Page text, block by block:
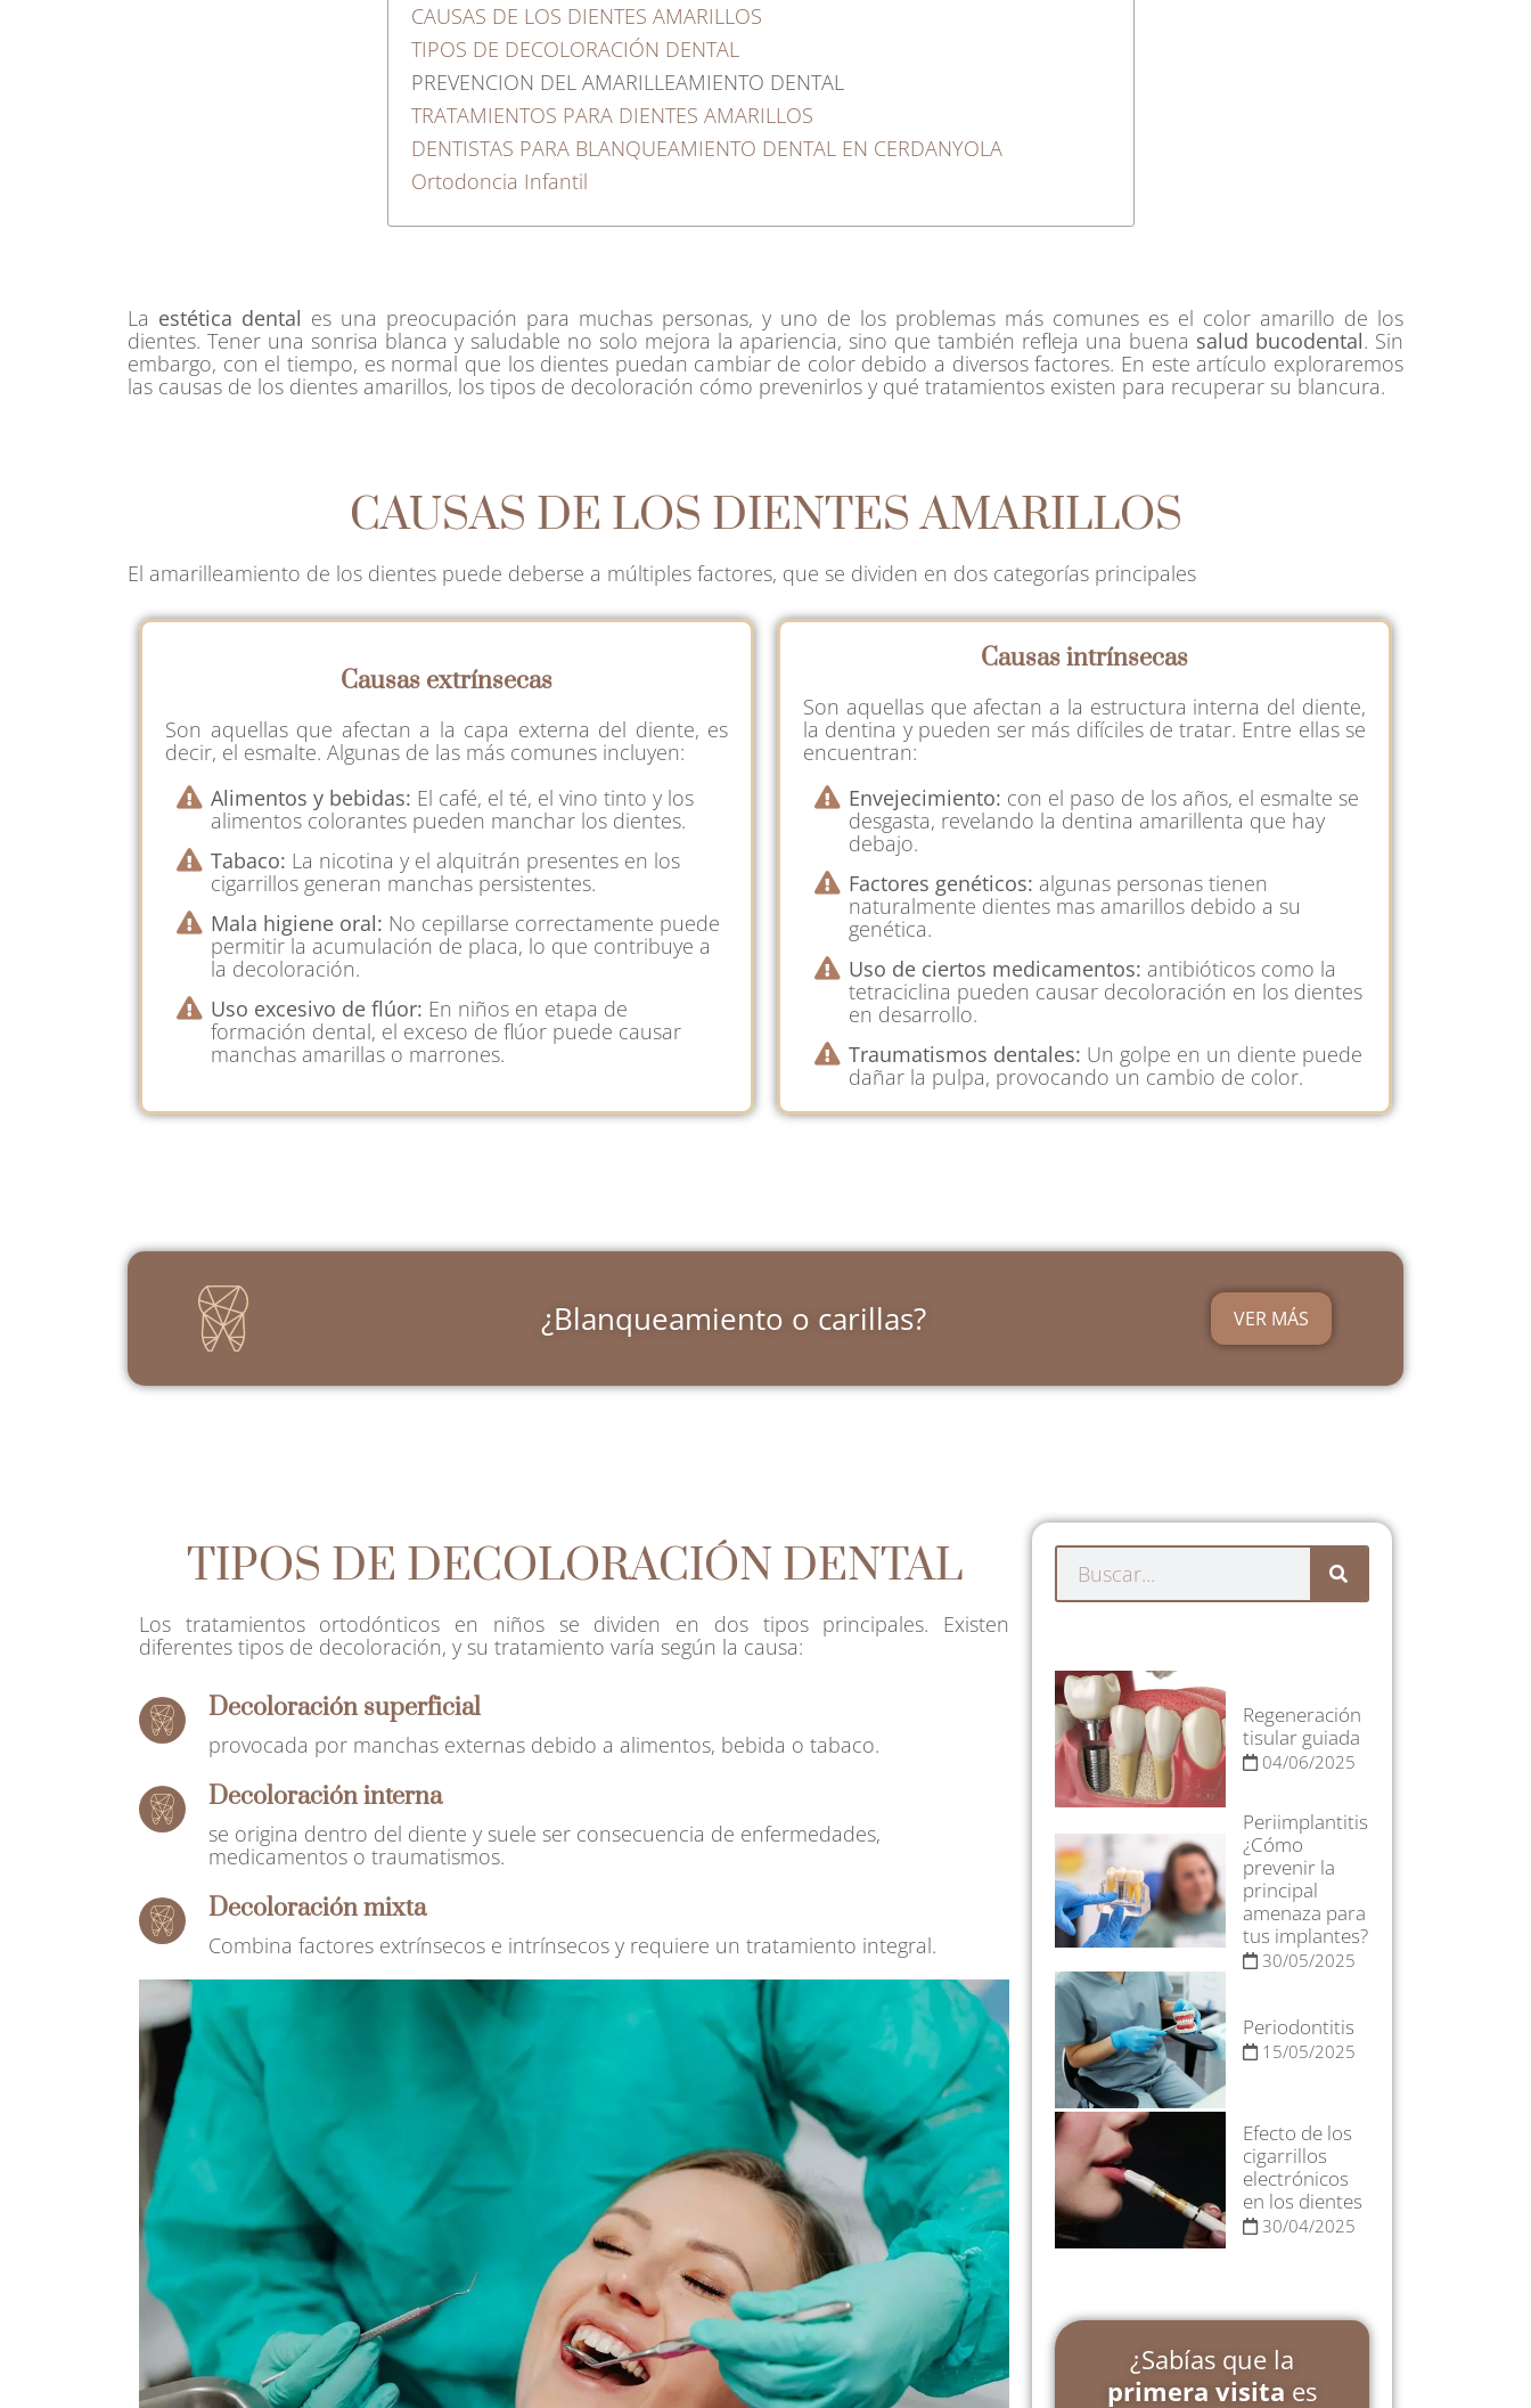
CAUSAS DE LOS DIENTES AMARILLOS
TIPOS DE DECOLORACIÓN DENTAL
PREVENCION DEL AMARILLEAMIENTO DENTAL
TRATAMIENTOS PARA DIENTES AMARILLOS
DENTISTAS PARA BLANQUEAMIENTO DENTAL EN CERDANYOLA
Ortodoncia Infantil
La estética dental es una preocupación para muchas personas, y uno de los problemas más comunes es el color amarillo de los
dientes. Tener una sonrisa blanca y saludable no solo mejora la apariencia, sino que también refleja una buena salud bucodental. Sin
embargo, con el tiempo, es normal que los dientes puedan cambiar de color debido a diversos factores. En este artículo exploraremos
las causas de los dientes amarillos, los tipos de decoloración cómo prevenirlos y qué tratamientos existen para recuperar su blancura.
CAUSAS DE LOS DIENTES AMARILLOS
El amarilleamiento de los dientes puede deberse a múltiples factores, que se dividen en dos categorías principales
Causas extrínsecas
Son aquellas que afectan a la capa externa del diente, es
decir, el esmalte. Algunas de las más comunes incluyen:
Alimentos y bebidas: El café, el té, el vino tinto y los
alimentos colorantes pueden manchar los dientes.
Tabaco: La nicotina y el alquitrán presentes en los
cigarrillos generan manchas persistentes.
Mala higiene oral: No cepillarse correctamente puede
permitir la acumulación de placa, lo que contribuye a
la decoloración.
Uso excesivo de flúor: En niños en etapa de
formación dental, el exceso de flúor puede causar
manchas amarillas o marrones.
Causas intrínsecas
Son aquellas que afectan a la estructura interna del diente,
la dentina y pueden ser más difíciles de tratar. Entre ellas se
encuentran:
Envejecimiento: con el paso de los años, el esmalte se
desgasta, revelando la dentina amarillenta que hay
debajo.
Factores genéticos: algunas personas tienen
naturalmente dientes mas amarillos debido a su
genética.
Uso de ciertos medicamentos: antibióticos como la
tetraciclina pueden causar decoloración en los dientes
en desarrollo.
Traumatismos dentales: Un golpe en un diente puede
dañar la pulpa, provocando un cambio de color.
¿Blanqueamiento o carillas? VER MÁS
TIPOS DE DECOLORACIÓN DENTAL
Los tratamientos ortodónticos en niños se dividen en dos tipos principales. Existen
diferentes tipos de decoloración, y su tratamiento varía según la causa:
Decoloración superficial
provocada por manchas externas debido a alimentos, bebida o tabaco.
Decoloración interna
se origina dentro del diente y suele ser consecuencia de enfermedades,
medicamentos o traumatismos.
Decoloración mixta
Combina factores extrínsecos e intrínsecos y requiere un tratamiento integral.
Regeneración
tisular guiada
04/06/2025
Periimplantitis
¿Cómo
prevenir la
principal
amenaza para
tus implantes?
30/05/2025
Periodontitis
15/05/2025
Efecto de los
cigarrillos
electrónicos
en los dientes
30/04/2025
¿Sabías que la
primera visita es